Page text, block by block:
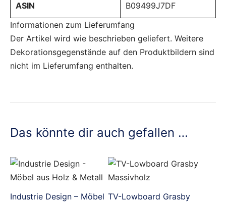
ASIN
‎B09499J7DF
Informationen zum Lieferumfang
Der Artikel wird wie beschrieben geliefert. Weitere
Dekorationsgegenstände auf den Produktbildern sind
nicht im Lieferumfang enthalten.
Das könnte dir auch gefallen …
Industrie Design – Möbel TV-Lowboard Grasby